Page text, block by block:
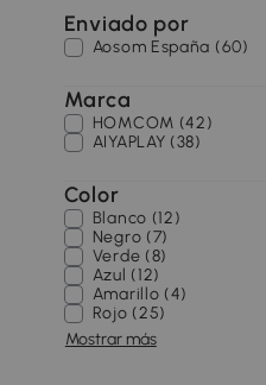
Enviado por
Aosom España (60)
Marca
HOMCOM (42)
AIYAPLAY (38)
Color
Blanco (12)
Negro (7)
Verde (8)
Azul (12)
Amarillo (4)
Rojo (25)
Mostrar más